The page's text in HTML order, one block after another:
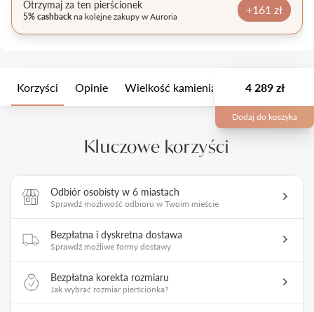
Otrzymaj za ten pierścionek
5% cashbackna kolejne zakupy w Auroria +161 zł
Korzyści Opinie Wielkość kamienia Opis
4 289 zł
Dodaj do koszyka
Kluczowe korzyści
Odbiór osobisty w 6 miastach
Sprawdź możliwość odbioru w Twoim mieście
Bezpłatna i dyskretna dostawa
Sprawdź możliwe formy dostawy
Bezpłatna korekta rozmiaru
Jak wybrać rozmiar pierścionka?